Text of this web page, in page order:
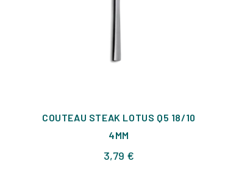
COUTEAU STEAK LOTUS Q5 18/10
4MM
3,79 €